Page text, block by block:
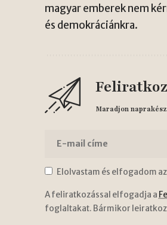
magyar emberek nem
és demokráciánkra.
Maradjon
Elolvastam és elfogadom
A feliratkozással elfogadja a
foglaltakat. Bármikor